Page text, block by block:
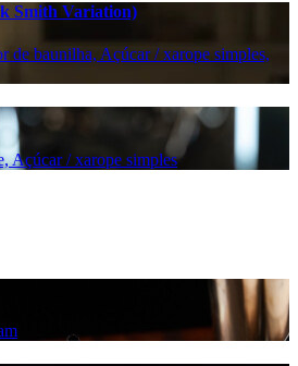
Smith Variation)
de baunilha, Açúcar / xarope simples,
Açúcar / xarope simples